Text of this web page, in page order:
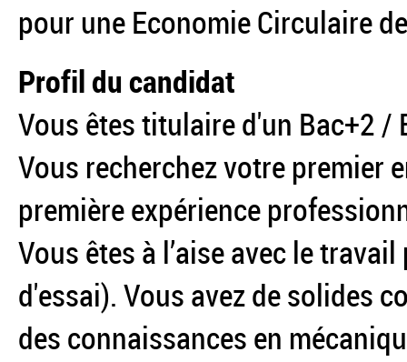
pour une Economie Circulaire
Profil du candidat
Vous êtes titulaire d'un Bac+2 /
Vous recherchez votre premier
première expérience
Vous êtes à l’aise avec le
d'essai). Vous avez de solides
des connaissances en